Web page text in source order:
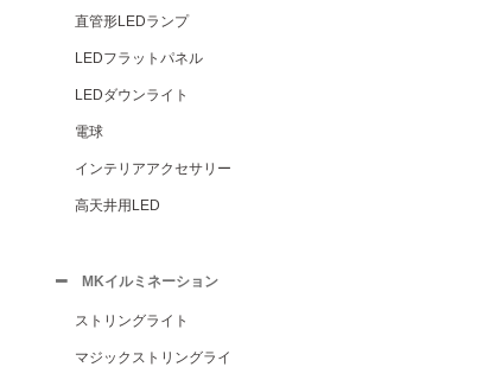
直管形LEDランプ
LEDフラットパネル
LEDダウンライト
電球
インテリアアクセサリー
高天井用LED
MKイルミネーション
ストリングライト
マジックストリングライ